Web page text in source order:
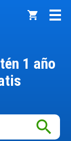
1 año
search